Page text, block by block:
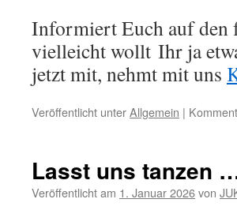
Informiert Euch auf den
vielleicht wollt Ihr ja
jetzt mit, nehmt mit uns
Veröffentlicht unterAllgemein |
Lasst uns tanzen
Veröffentlicht am 1. Januar 2026von